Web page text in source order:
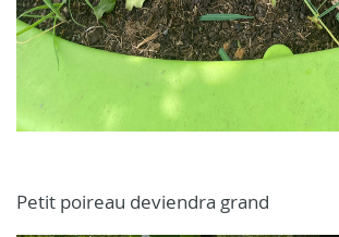
Petit poireau deviendra grand